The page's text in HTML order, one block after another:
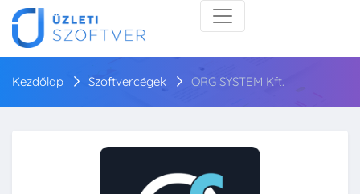
Kezdőlap Szoftvercégek ORG SYSTEM Kft.